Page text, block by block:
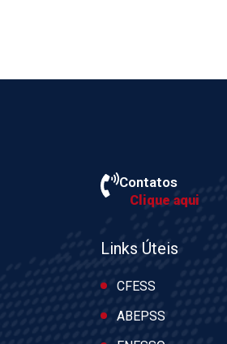
Contatos
Clique aqui
Links Úteis
CFESS
ABEPSS